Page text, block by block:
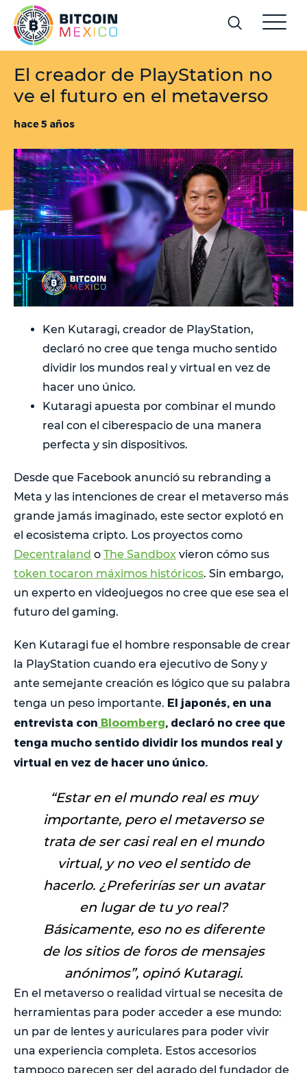
El creador de PlayStation no
ve el futuro en el metaverso
hace 5 años
Ken Kutaragi, creador de PlayStation,
declaró no cree que tenga mucho sentido
dividir los mundos real y virtual en vez de
hacer uno único.
Kutaragi apuesta por combinar el mundo
real con el ciberespacio de una manera
perfecta y sin dispositivos.
Desde que Facebook anunció su rebranding a
Meta y las intenciones de crear el metaverso más
grande jamás imaginado, este sector explotó en
el ecosistema cripto. Los proyectos como
Decentraland o The Sandbox vieron cómo sus
token tocaron máximos históricos. Sin embargo,
un experto en videojuegos no cree que ese sea el
futuro del gaming.
Ken Kutaragi fue el hombre responsable de crear
la PlayStation cuando era ejecutivo de Sony y
ante semejante creación es lógico que su palabra
tenga un peso importante. El japonés, en una
entrevista con Bloomberg , declaró no cree que
tenga mucho sentido dividir los mundos real y
virtual en vez de hacer uno único.
“Estar en el mundo real es muy
importante, pero el metaverso se
trata de ser casi real en el mundo
virtual, y no veo el sentido de
hacerlo. ¿Preferirías ser un avatar
en lugar de tu yo real?
Básicamente, eso no es diferente
de los sitios de foros de mensajes
anónimos”, opinó Kutaragi.
En el metaverso o realidad virtual se necesita de
herramientas para poder acceder a ese mundo:
un par de lentes y auriculares para poder vivir
una experiencia completa. Estos accesorios
tampoco parecen ser del agrado del fundador de